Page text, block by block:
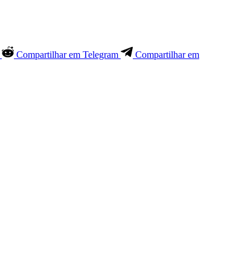
Compartilhar em Telegram
Compartilhar em